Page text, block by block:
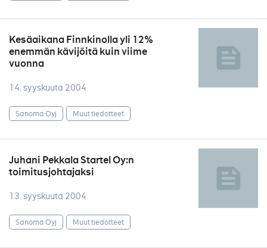
Kesäaikana Finnkinolla yli 12%
enemmän kävijöitä kuin viime
vuonna
14. syyskuuta 2004
Sanoma Oyj Muut tiedotteet
Juhani Pekkala Startel Oy:n
toimitusjohtajaksi
13. syyskuuta 2004
Sanoma Oyj Muut tiedotteet